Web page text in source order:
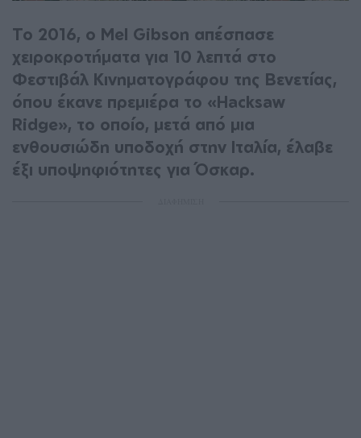
Το 2016, ο Mel Gibson απέσπασε
χειροκροτήματα για 10 λεπτά στο
Φεστιβάλ Κινηματογράφου της Βενετίας,
όπου έκανε πρεμιέρα το «Hacksaw
Ridge», το οποίο, μετά από μια
ενθουσιώδη υποδοχή στην Ιταλία, έλαβε
έξι υποψηφιότητες για Όσκαρ.